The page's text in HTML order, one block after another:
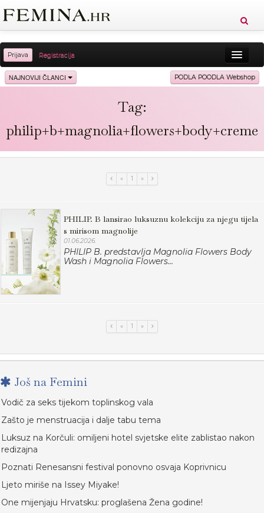
Prijava Registracija
Sreća Zdravlje Vitkost
Relax
Proizvodi Knjige Cool
NAJNOVIJI ČLANCI PODLA POODLA Webshop
Tag:
philip+b+magnolia+flowers+body+creme
« 1 »
PHILIP. B lansirao luksuznu kolekciju za njegu tijela
s mirisom magnolije
01.06.2026.
PHILIP B. predstavlja Magnolia Flowers Body
Wash i Magnolia Flowers...
« 1 »
Još na Femini
Vodič za seks tijekom toplinskog vala
Zašto je menstruacija i dalje tabu tema
Luksuz na Korčuli: omiljeni hotel svjetske elite zablistao nakon
redizajna
Poznati Renesansni festival ponovno osvaja Koprivnicu
Ljeto miriše na Issey Miyake!
One mijenjaju Hrvatsku: proglašena Žena godine!